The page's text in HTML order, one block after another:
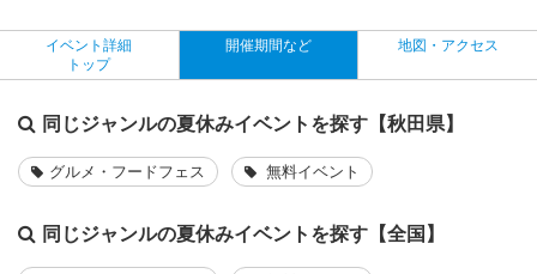
イベント詳細
トップ
開催期間など 地図・アクセス
同じジャンルの夏休みイベントを探す【秋田県】
グルメ・フードフェス 無料イベント
同じジャンルの夏休みイベントを探す【全国】